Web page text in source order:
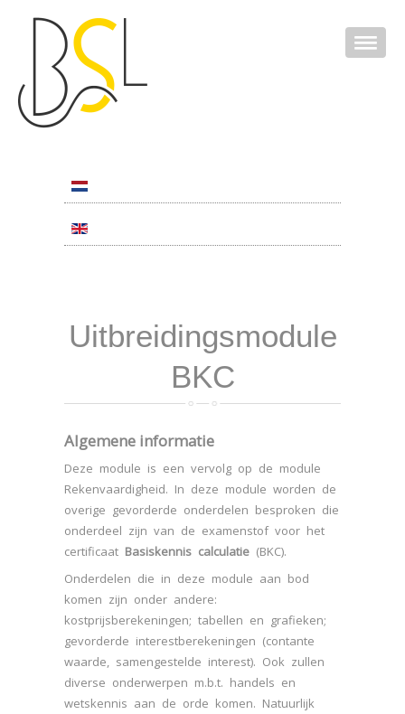
Uitbreidingsmodule
BKC
Algemene informatie
Deze module is een vervolg op de module
Rekenvaardigheid. In deze module worden de
overige gevorderde onderdelen besproken die
onderdeel zijn van de examenstof voor het
certificaat Basiskennis calculatie (BKC).
Onderdelen die in deze module aan bod
komen zijn onder andere:
kostprijsberekeningen; tabellen en grafieken;
gevorderde interestberekeningen (contante
waarde, samengestelde interest). Ook zullen
diverse onderwerpen m.b.t. handels en
wetskennis aan de orde komen. Natuurlijk